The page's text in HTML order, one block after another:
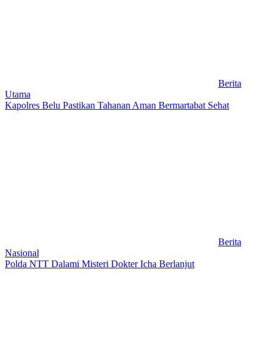
Berita
Utama
Kapolres Belu Pastikan Tahanan Aman Bermartabat Sehat
Berita
Nasional
Polda NTT Dalami Misteri Dokter Icha Berlanjut